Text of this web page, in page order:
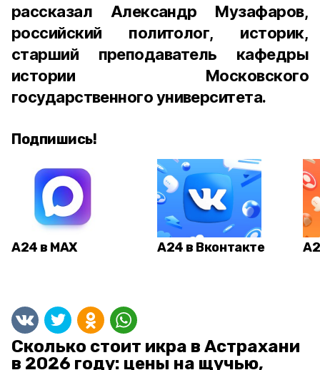
рассказал Александр Музафаров,
российский политолог, историк,
старший преподаватель кафедры
истории Московского
государственного университета.
Подпишись!
А24 в MAX А24 в Вконтакте
Сколько стоит икра в Астрахани
в 2026 году: цены на щучью,